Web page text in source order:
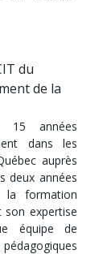
du
de la
15 années
dans les
auprès
deux années
formation
expertise
équipe de